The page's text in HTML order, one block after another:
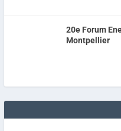
20e Forum
Montpellier